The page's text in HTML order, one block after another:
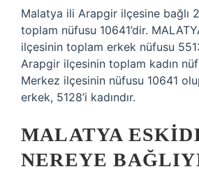
Malatya ili Arapgir ilçesine bağlı
toplam nüfusu 10641’dir.
ilçesinin toplam erkek nüfusu
Arapgir ilçesinin toplam kadın
Merkez ilçesinin nüfusu 10641
erkek, 5128’i kadındır.
MALATYA
NEREYE